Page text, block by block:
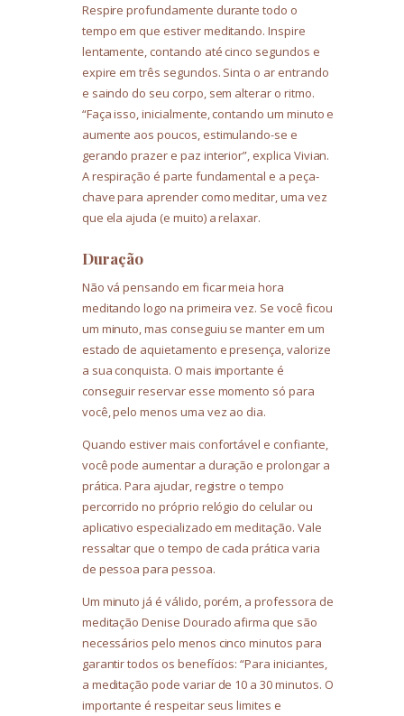
Respire profundamente durante todo o
tempo em que estiver meditando. Inspire
lentamente, contando até cinco segundos e
expire em três segundos. Sinta o ar entrando
e saindo do seu corpo, sem alterar o ritmo.
“Faça isso, inicialmente, contando um minuto e
aumente aos poucos, estimulando-se e
gerando prazer e paz interior”, explica Vivian.
A respiração é parte fundamental e a peça-
chave para aprender como meditar, uma vez
que ela ajuda (e muito) a relaxar.
Duração
Não vá pensando em ficar meia hora
meditando logo na primeira vez. Se você ficou
um minuto, mas conseguiu se manter em um
estado de aquietamento e presença, valorize
a sua conquista. O mais importante é
conseguir reservar esse momento só para
você, pelo menos uma vez ao dia.
Quando estiver mais confortável e confiante,
você pode aumentar a duração e prolongar a
prática. Para ajudar, registre o tempo
percorrido no próprio relógio do celular ou
aplicativo especializado em meditação. Vale
ressaltar que o tempo de cada prática varia
de pessoa para pessoa.
Um minuto já é válido, porém, a professora de
meditação Denise Dourado afirma que são
necessários pelo menos cinco minutos para
garantir todos os benefícios: “Para iniciantes,
a meditação pode variar de 10 a 30 minutos. O
importante é respeitar seus limites e